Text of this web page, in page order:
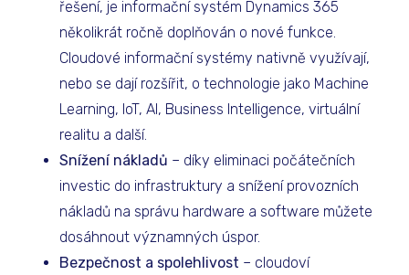
řešení, je informační systém Dynamics 365
několikrát ročně doplňován o nové funkce.
Cloudové informační systémy nativně využívají,
nebo se dají rozšířit, o technologie jako Machine
Learning, IoT, AI, Business Intelligence, virtuální
realitu a další.
Snížení nákladů – díky eliminaci počátečních
investic do infrastruktury a snížení provozních
nákladů na správu hardware a software můžete
dosáhnout významných úspor.
Bezpečnost a spolehlivost – cloudoví